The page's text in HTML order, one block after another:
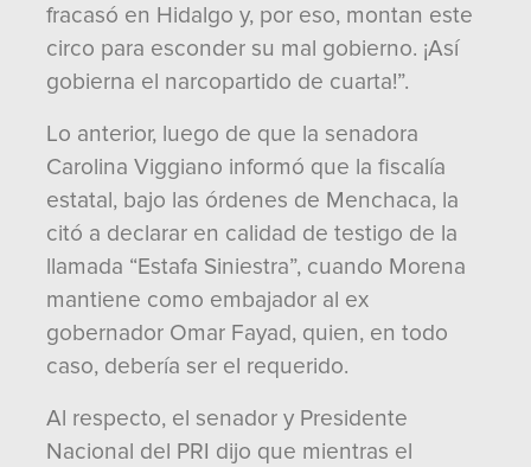
fracasó en Hidalgo y, por eso, montan este
circo para esconder su mal gobierno. ¡Así
gobierna el narcopartido de cuarta!”.
Lo anterior, luego de que la senadora
Carolina Viggiano informó que la fiscalía
estatal, bajo las órdenes de Menchaca, la
citó a declarar en calidad de testigo de la
llamada “Estafa Siniestra”, cuando Morena
mantiene como embajador al ex
gobernador Omar Fayad, quien, en todo
caso, debería ser el requerido.
Al respecto, el senador y Presidente
Nacional del PRI dijo que mientras el